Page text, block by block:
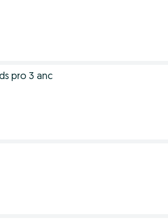
pro 3 anc